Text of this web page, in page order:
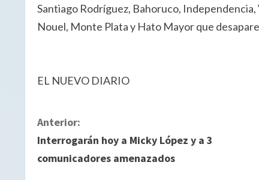
Santiago Rodríguez, Bahoruco, Independencia,
Nouel, Monte Plata y Hato Mayor que
EL NUEVO DIARIO
S
i
Anterior:
Interrogarán hoy a Micky López y a 3
comunicadores amenazados